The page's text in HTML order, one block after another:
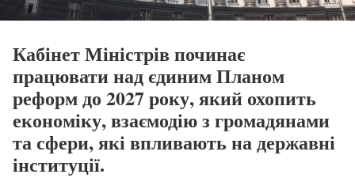
Кабінет Міністрів починає
працювати над єдиним Планом
реформ до 2027 року, який охопить
економіку, взаємодію з громадянами
та сфери, які впливають на державні
інституції.